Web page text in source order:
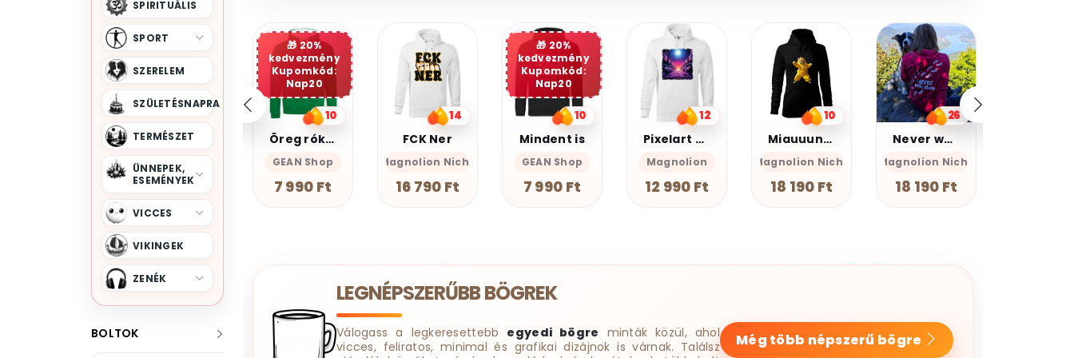
Harry Potter
Hobbit
Horror Filmek
House Of Cards
Hulk
Jóbarátok
Karate Kölyök
Klasszikusok
Legendás Állatok És Megfigyelésük
Logan
Magyar Népmesék
Marilyn Monroe
Marvel
Marvel Kapitány
Mátrix
Mechanikus narancs
SPIRITUÁLIS
SPORT
SZERELEM
SZÜLETÉSNAPRA
TERMÉSZET
ÜNNEPEK,
ESEMÉNYEK
VICCES
VIKINGEK
ZENÉK
BOLTOK
Kupomkód:
GEAN Shop
7 990 Ft
14
FCK Ner
Magnolion Niche
16 790 Ft
20%
kedvezmény
Kupomkód:
Nap20
10
Mindent is
GEAN Shop
7 990 Ft
12
Pixelart bakelit az űrben v3
Magnolion
12 990 Ft
10
Miauuunkácsy a ninja
Magnolion Niche
18 190 Ft
26
Never walk alone
Magnolion Niche
18 190 Ft
13
Graffiti oroszlán v17
Magnolion
12 990 Ft
LEGNÉPSZERŰBB BÖGREK
Válogass a legkeresettebb egyedi bögre minták közül, ahol
vicces, feliratos, minimal és grafikai dizájnok is várnak. Találsz
Még több népszerű bögre